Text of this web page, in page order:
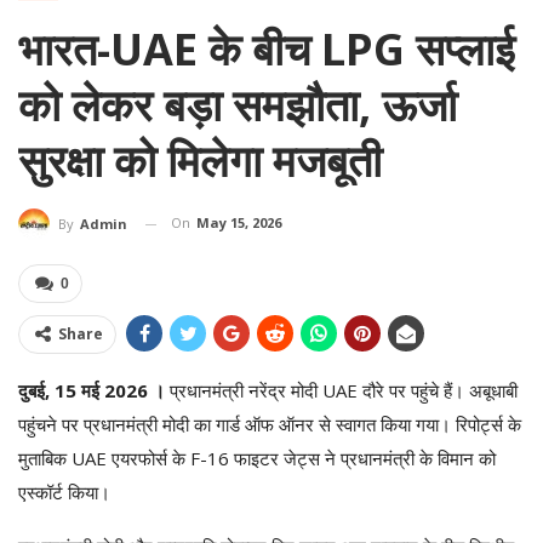
भारत-UAE के बीच LPG सप्लाई
को लेकर बड़ा समझौता, ऊर्जा
सुरक्षा को मिलेगा मजबूती
By Admin On May 15, 2026
0
Share
दुबई, 15 मई 2026 ।प्रधानमंत्री नरेंद्र मोदी UAE दौरे पर पहुंचे हैं। अबूधाबी
पहुंचने पर प्रधानमंत्री मोदी का गार्ड ऑफ ऑनर से स्वागत किया गया। रिपोर्ट्स के
मुताबिक UAE एयरफोर्स के F-16 फाइटर जेट्स ने प्रधानमंत्री के विमान को
एस्कॉर्ट किया।